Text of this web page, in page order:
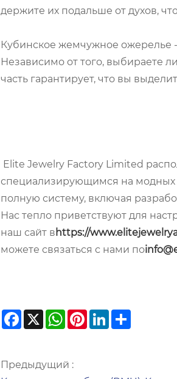
держите их подальше от духов,
Кубинское жемчужное ожерелье
Независимо от того, выбираете
часть гарантирует, что вы
Elite Jewelry Factory Limited
специализирующимся на модных
полную систему, включая
Нас тепло приветствуют для
наш сайт в https://
можете связаться с нами по
Facebook
X WhatsApp
PinterestLinkedIn
Предыдущий :